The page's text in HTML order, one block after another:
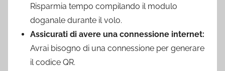
Risparmia tempo compilando il modulo
doganale durante il volo.
Assicurati di avere una connessione internet:
Avrai bisogno di una connessione per generare
il codice QR.